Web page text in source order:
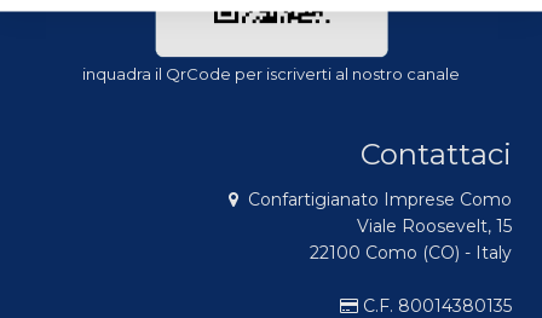
inquadra il QrCode per iscriverti al nostro canale
Contattaci
Confartigianato Imprese Como
Viale Roosevelt, 15
22100 Como (CO) - Italy
C.F. 80014380135